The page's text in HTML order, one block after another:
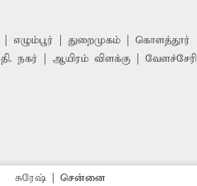
எழும்பூர் துறைமுகம் கொளத்தூர்
தி. நகர் ஆயிரம் விளக்கு வேளச்சேரி
சுரேஷ்| சென்னை